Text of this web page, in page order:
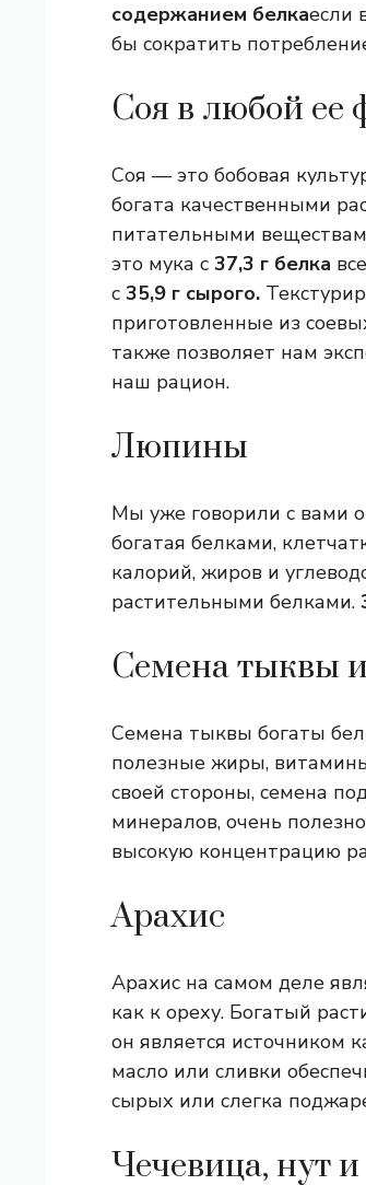
содержанием белкаесли
бы сократить
Соя в любой ее
Соя — это бобовая
богата качественными
питательными
это мука с 37,3 г белка
с 35,9 г сырого.
приготовленные из
также позволяет нам
наш рацион.
Люпины
Мы уже говорили с вами о
богатая белками,
калорий, жиров и
растительными белками.
Семена тыквы
Семена тыквы богаты
полезные жиры,
своей стороны, семена
минералов, очень
высокую концентрацию
Арахис
Арахис на самом деле
как к ореху. Богатый
он является источником
масло или сливки
сырых или слегка
Чечевица, нут